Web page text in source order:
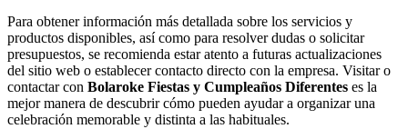
Para obtener información más detallada sobre los servicios y
productos disponibles, así como para resolver dudas o solicitar
presupuestos, se recomienda estar atento a futuras actualizaciones
del sitio web o establecer contacto directo con la empresa. Visitar o
contactar con Bolaroke Fiestas y Cumpleaños Diferentes es la
mejor manera de descubrir cómo pueden ayudar a organizar una
celebración memorable y distinta a las habituales.